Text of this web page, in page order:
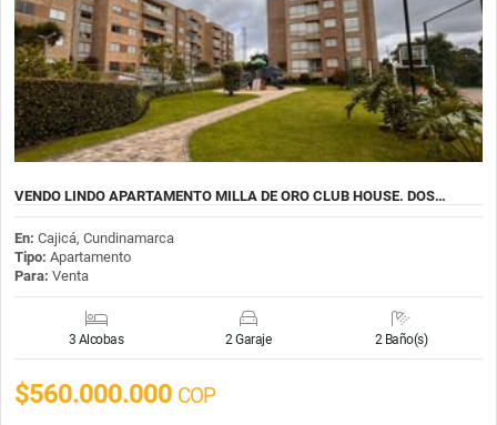
VENDO LINDO APARTAMENTO MILLA DE ORO CLUB HOUSE. DOS…
En: Cajicá, Cundinamarca
Tipo: Apartamento
Para: Venta
3 Alcobas 2 Garaje 2 Baño(s)
$560.000.000 COP